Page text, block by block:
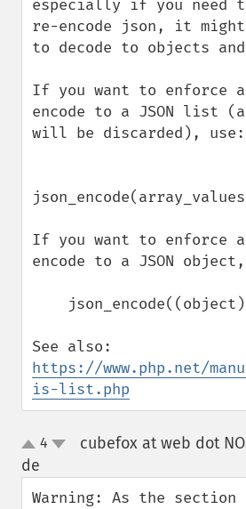
especially if you need
re-encode json, it
to decode to objects
If you want to enforce
encode to a JSON list
will be discarded), use:
If you want to enforce
encode to a JSON
https://www.php.net/
is-list.php
up4
cubefox at web dot
de
Warning: As the